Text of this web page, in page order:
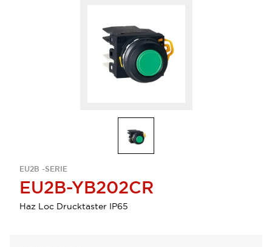
EU2B -SERIE
EU2B-YB202CR
Haz Loc Drucktaster IP65